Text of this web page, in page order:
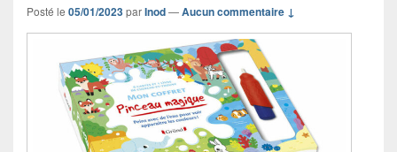
Posté le 05/01/2023parInod—Aucun commentaire ↓